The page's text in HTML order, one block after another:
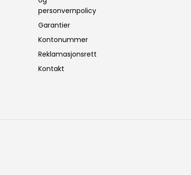
personvernpolicy
Garantier
Kontonummer
Reklamasjonsrett
Kontakt